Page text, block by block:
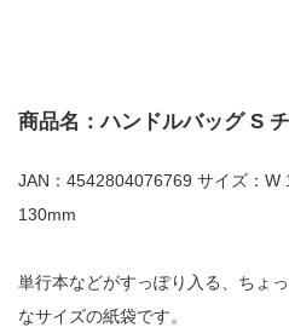
商品名：ハンドルバッグ S
JAN：4542804076769 サイズ：W
130mm
単行本などがすっぽり入る、ちょ
なサイズの紙袋です。